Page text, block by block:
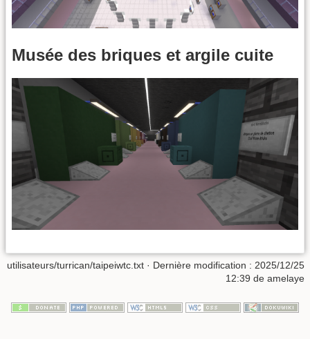
Musée des briques et argile cuite
utilisateurs/turrican/taipeiwtc.txt · Dernière modification : 2025/12/25
12:39 de amelaye